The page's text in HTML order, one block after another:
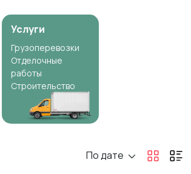
Услуги
Грузоперевозки
Отделочные
работы
Строительство
По дате